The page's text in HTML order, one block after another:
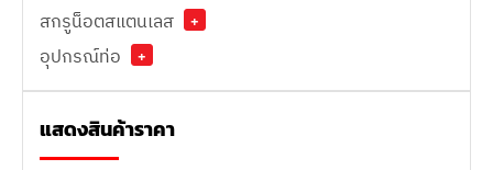
สกรูน็อตสแตนเลส
+
อุปกรณ์ท่อ
+
แสดงสินค้าราคา